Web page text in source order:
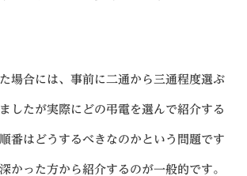
場合には、事前に二通から三通程度選ぶ
したが実際にどの弔電を選んで紹介する
番はどうするべきなのかという問題です
かった方から紹介するのが一般的です。